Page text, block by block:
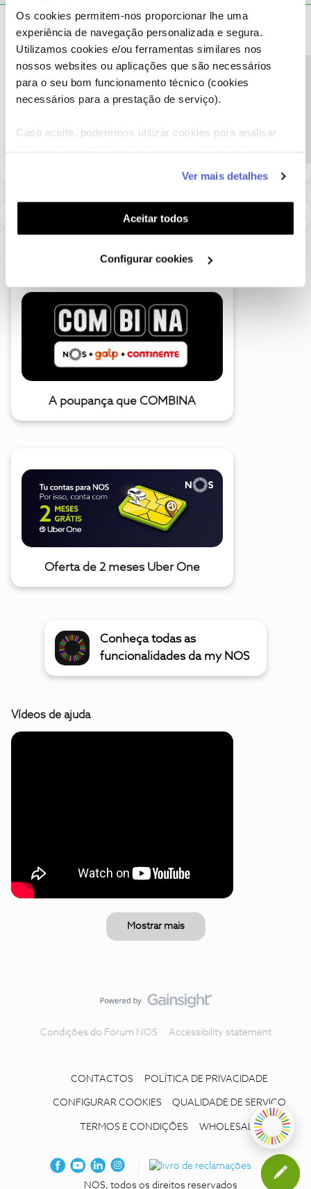
Os cookies permitem-nos proporcionar lhe uma
experiência de navegação personalizada e segura.
Utilizamos cookies e/ou ferramentas similares nos
nossos websites ou aplicações que são necessários
para o seu bom funcionamento técnico (cookies
necessários para a prestação de serviço).
Caso aceite, poderemos utilizar cookies para analisar
funcionalidades (cookies de personalização e
funcionalidade) e adaptar anúncios aos seus interesses
(cookies de publicidade personalizada). Pode gerir a
utilização dos cookies clicando em "Configurar
Ver mais detalhes
Aceitar todos
Configurar cookies
Bem-vindo ao Fórum NOS, @Leonardo dias monteiro.
Para o conseguirmos ajudar, pedimos que nos envie uma
mensagem privada com o seu número de Cliente NOS.
como "Melhor Resposta" e faça "Like" nos melhores comentários.
A poupança que COMBINA
Oferta de 2 meses Uber One
Conheça todas as
funcionalidades da my NOS
Vídeos de ajuda
Mostrar mais
Condições do Fórum NOS Accessibility statement
CONTACTOS POLÍTICA DE PRIVACIDADE
CONFIGURAR COOKIES QUALIDADE DE SERVIÇO
TERMOS E CONDIÇÕES WHOLESALE
NOS, todos os direitos reservados